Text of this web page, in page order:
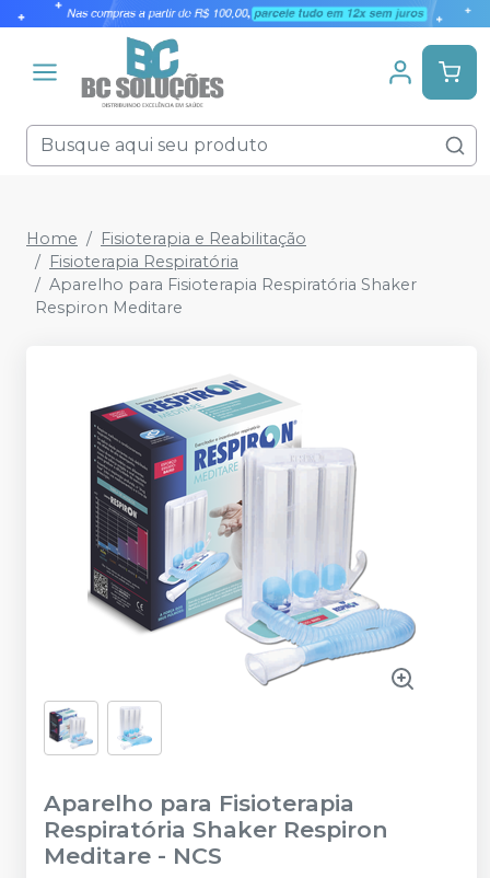
Home
Fisioterapia e Reabilitação
Fisioterapia Respiratória
Aparelho para Fisioterapia Respiratória Shaker
Respiron Meditare
Aparelho para Fisioterapia
Respiratória Shaker Respiron
Meditare - NCS